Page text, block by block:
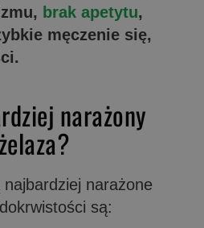
brak apetytu,
męczenie się,
narażony
narażone
są: